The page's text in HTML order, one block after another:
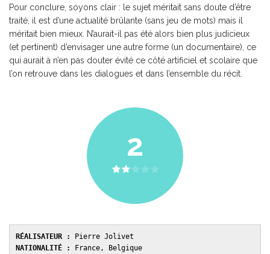
Pour conclure, soyons clair : le sujet méritait sans doute d’être
traité, il est d’une actualité brûlante (sans jeu de mots) mais il
méritait bien mieux. N’aurait-il pas été alors bien plus judicieux
(et pertinent) d’envisager une autre forme (un documentaire), ce
qui aurait à n’en pas douter évité ce côté artificiel et scolaire que
l’on retrouve dans les dialogues et dans l’ensemble du récit.
2
RÉALISATEUR :
NATIONALITÉ :